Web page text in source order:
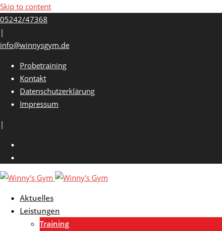
Skip to content
05242/47368
|
info@winnysgym.de
Probetraining
Kontakt
Datenschutzerklärung
Impressum
|
Aktuelles
Leistungen
Training